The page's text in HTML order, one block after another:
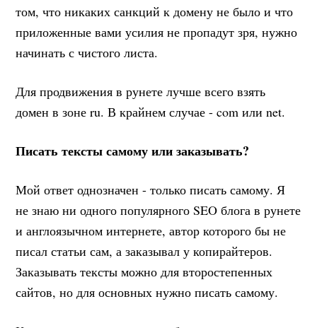
том, что никаких санкций к домену не было и что
приложенные вами усилия не пропадут зря, нужно
начинать с чистого листа.
Для продвижения в рунете лучше всего взять
домен в зоне ru. В крайнем случае - com или net.
Писать тексты самому или заказывать?
Мой ответ однозначен - только писать самому. Я
не знаю ни одного популярного SEO блога в рунете
и англоязычном интернете, автор которого бы не
писал статьи сам, а заказывал у копирайтеров.
Заказывать тексты можно для второстепенных
сайтов, но для основных нужно писать самому.